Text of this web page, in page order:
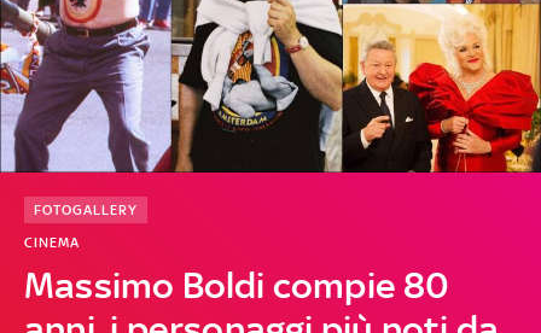
Massimo Boldi compie 80
CINEMA
FOTOGALLERY